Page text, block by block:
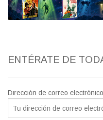
Jesús Franco
ENTÉRATE DE
Dirección de correo